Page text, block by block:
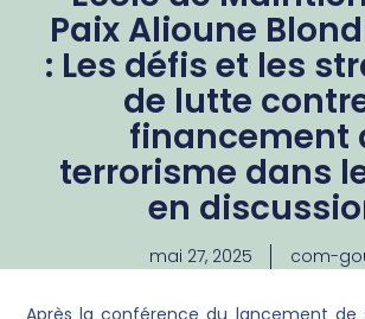
Paix Alioune
: Les défis et les
de lutte
financement
terrorisme dans
en
mai 27, 2025 com-